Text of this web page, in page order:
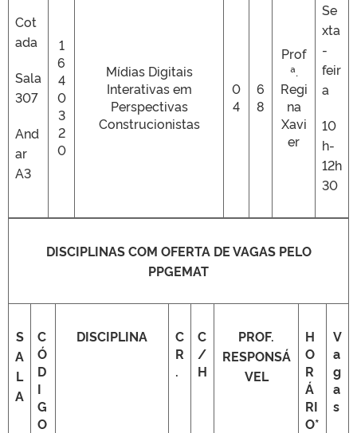
Cot
ada
Sala
307
And
ar
A3
1
6
4
0
3
2
0
Mídias Digitais
Interativas em
Perspectivas
Construcionistas
0
4
6
8
Prof
ª.
Regi
na
Xavi
er
Se
xta
-
feir
a
10
h-
12h
30
DISCIPLINAS COM OFERTA DE VAGAS PELO
PPGEMAT
S
A
L
A
C
Ó
D
I
G
O
DISCIPLINA
C
R
.
C
/
H
PROF.
RESPONSÁ
VEL
H
O
R
Á
RI
O*
V
a
g
a
s